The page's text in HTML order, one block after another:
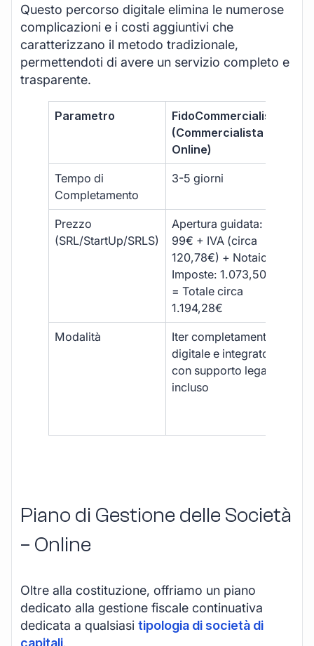
Questo percorso digitale elimina le numerose
complicazioni e i costi aggiuntivi che
caratterizzano il metodo tradizionale,
permettendoti di avere un servizio completo e
trasparente.
Parametro
FidoCommercialista
(Commercialista
Online)
Tempo di
Completamento
3-5 giorni
Prezzo
(SRL/StartUp/SRLS)
Apertura guidata:
99€ + IVA (circa
120,78€) + Notaio e
Imposte: 1.073,50€
= Totale circa
1.194,28€
Modalità
Iter completamente
digitale e integrato,
con supporto legale
incluso
Piano di Gestione delle Società
– Online
Oltre alla costituzione, offriamo un piano
dedicato alla gestione fiscale continuativa
dedicata a qualsiasi tipologia di società di
capitali.